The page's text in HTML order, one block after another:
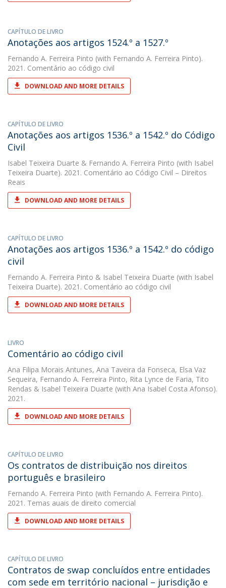
CAPÍTULO DE LIVRO
Anotações aos artigos 1524.º a 1527.º
Fernando A. Ferreira Pinto (with Fernando A. Ferreira Pinto).
2021. Comentário ao código civil
DOWNLOAD AND MORE DETAILS
CAPÍTULO DE LIVRO
Anotações aos artigos 1536.º a 1542.º do Código
Civil
Isabel Teixeira Duarte & Fernando A. Ferreira Pinto (with Isabel
Teixeira Duarte). 2021. Comentário ao Código Civil – Direitos
Reais
DOWNLOAD AND MORE DETAILS
CAPÍTULO DE LIVRO
Anotações aos artigos 1536.º a 1542.º do código
civil
Fernando A. Ferreira Pinto & Isabel Teixeira Duarte (with Isabel
Teixeira Duarte). 2021. Comentário ao código civil
DOWNLOAD AND MORE DETAILS
LIVRO
Comentário ao código civil
Ana Filipa Morais Antunes, Ana Taveira da Fonseca, Elsa Vaz
Sequeira, Fernando A. Ferreira Pinto, Rita Lynce de Faria, Tito
Rendas & Isabel Teixeira Duarte (with Ana Isabel Costa Afonso).
2021.
DOWNLOAD AND MORE DETAILS
CAPÍTULO DE LIVRO
Os contratos de distribuição nos direitos
português e brasileiro
Fernando A. Ferreira Pinto (with Fernando A. Ferreira Pinto).
2021. Temas auais de direito comercial
DOWNLOAD AND MORE DETAILS
CAPÍTULO DE LIVRO
Contratos de swap concluídos entre entidades
com sede em território nacional – jurisdição e